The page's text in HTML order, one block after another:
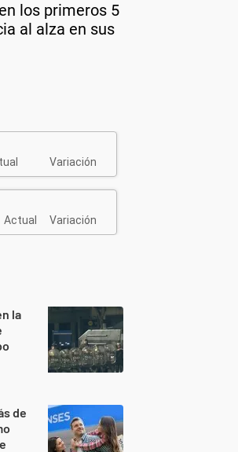
los primeros 5
al alza en sus
la
de